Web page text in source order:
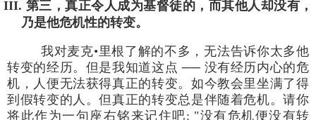
III. 第三，真正令人成为基督徒的，而其他人却没有，
乃是他危机性的转变。
我对麦克•里根了解的不多，无法告诉你太多他
转变的经历。但是我知道这点 ── 没有经历内心的危
机，人便无法获得真正的转变。如今教会里坐满了得
到假转变的人。但真正的转变总是伴随着危机。请你
将此作为一句座右铭来记住吧: "没有危机便没有转